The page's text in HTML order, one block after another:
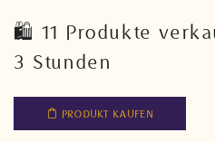
🛍️ 11 Produkte
3 Stunden
PRODUKT KAUFEN